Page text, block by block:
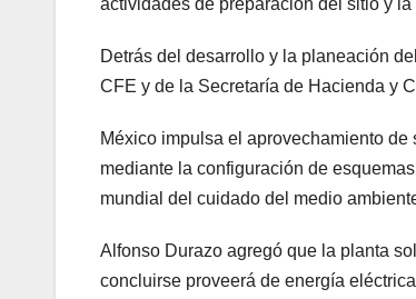
Detrás del desarrollo y la planeación
CFE y de la Secretaría de Hacienda y
México impulsa el aprovechamiento
mediante la configuración de
mundial del cuidado del medio
Alfonso Durazo agregó que la planta
concluirse proveerá de energía